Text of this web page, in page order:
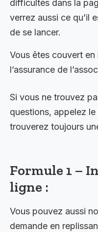
difficultés dans la
verrez aussi ce qu’il
de se lancer.
Vous êtes couvert
l’assurance de
Si vous ne trouvez
questions, appelez
trouverez toujours
Formule 1 –
ligne :
Vous pouvez aussi
demande en